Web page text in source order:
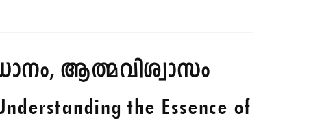
ആത്മവിശ്വാസം
the Essence of